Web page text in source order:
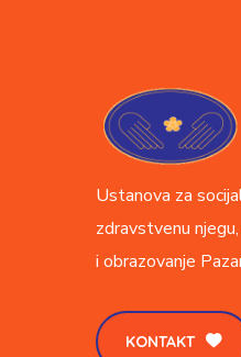
Ustanova za
zdravstvenu
i obrazovanje
KONTAKT